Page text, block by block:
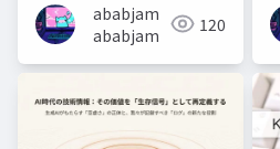
ababjam
ababjam
120